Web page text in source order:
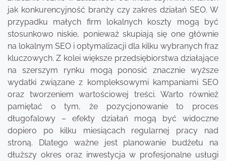
jak konkurencyjność branży czy zakres działań SEO. W
przypadku małych firm lokalnych koszty mogą być
stosunkowo niskie, ponieważ skupiają się one głównie
na lokalnym SEO i optymalizacji dla kilku wybranych fraz
kluczowych. Z kolei większe przedsiębiorstwa działające
na szerszym rynku mogą ponosić znacznie wyższe
wydatki związane z kompleksowymi kampaniami SEO
oraz tworzeniem wartościowej treści. Warto również
pamiętać o tym, że pozycjonowanie to proces
długofalowy – efekty działań mogą być widoczne
dopiero po kilku miesiącach regularnej pracy nad
stroną. Dlatego ważne jest planowanie budżetu na
dłuższy okres oraz inwestycja w profesjonalne usługi